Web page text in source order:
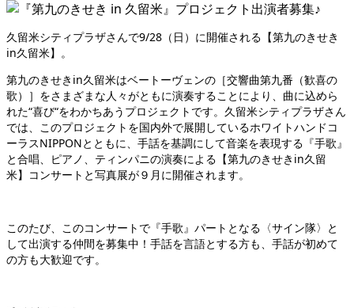
久留米シティプラザさんで9/28 （日）に開催される【第九のきせき
in久留米】。
第九のきせき in久留米はベートーヴェンの［交響曲第九番（歓喜の
歌）］をさまざまな人々がともに演奏することにより、曲に込めら
れた“喜び“をわかちあうプロジェクトです。久留米シティプラザさん
では、このプロジェクトを国内外で展開しているホワイトハンドコ
ーラスNIPPONとともに、手話を基調にして音楽を表現する『手歌』
と合唱、ピアノ、ティンパニの演奏による【第九のきせき in久留
米】コンサートと写真展が９月に開催されます。
このたび、このコンサートで『手歌』パートとなる〈サイン隊〉と
して出演する仲間を募集中！手話を言語とする方も、手話が初めて
の方も大歓迎です。